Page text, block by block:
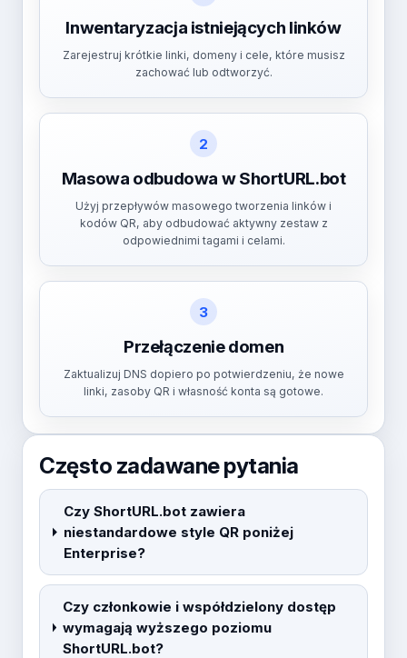
Inwentaryzacja istniejących linków
Zarejestruj krótkie linki, domeny i cele, które musisz
zachować lub odtworzyć.
2
Masowa odbudowa w ShortURL.bot
Użyj przepływów masowego tworzenia linków i
kodów QR, aby odbudować aktywny zestaw z
odpowiednimi tagami i celami.
3
Przełączenie domen
Zaktualizuj DNS dopiero po potwierdzeniu, że nowe
linki, zasoby QR i własność konta są gotowe.
Często zadawane pytania
Czy ShortURL.bot zawiera
niestandardowe style QR poniżej
Enterprise?
Czy członkowie i współdzielony dostęp
wymagają wyższego poziomu
ShortURL.bot?